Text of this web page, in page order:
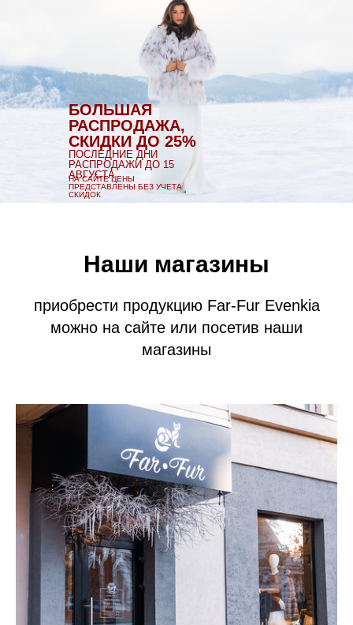
ПОСЛЕДНИЕ ДНИ
РАСПРОДАЖИ ДО 15
АВГУСТА
НА САЙТЕ ЦЕНЫ
ПРЕДСТАВЛЕНЫ БЕЗ УЧЕТА
СКИДОК
БОЛЬШАЯ
РАСПРОДАЖА,
СКИДКИ ДО 25%
Наши магазины
приобрести продукцию Far-Fur Evenkia
можно на сайте или посетив наши
магазины